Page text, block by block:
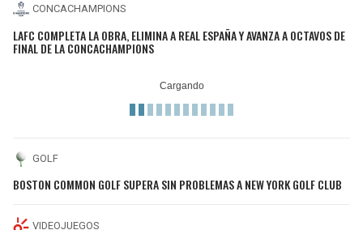
CONCACHAMPIONS
LAFC COMPLETA LA OBRA, ELIMINA A REAL ESPAÑA Y AVANZA A OCTAVOS DE
FINAL DE LA CONCACHAMPIONS
GOLF
BOSTON COMMON GOLF SUPERA SIN PROBLEMAS A NEW YORK GOLF CLUB
VIDEOJUEGOS